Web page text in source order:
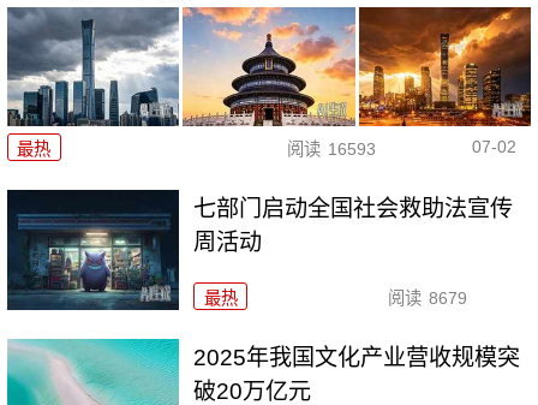
最热 阅读 16593 07-02
七部门启动全国社会救助法宣传
周活动
最热 阅读 8679
2025年我国文化产业营收规模突
破20万亿元